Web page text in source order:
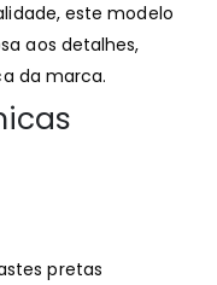
este modelo
aos detalhes,
da marca.
pretas